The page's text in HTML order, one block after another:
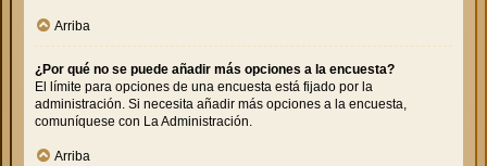
Arriba
¿Por qué no se puede añadir más opciones a la encuesta?
El límite para opciones de una encuesta está fijado por la
administración. Si necesita añadir más opciones a la encuesta,
comuníquese con La Administración.
Arriba